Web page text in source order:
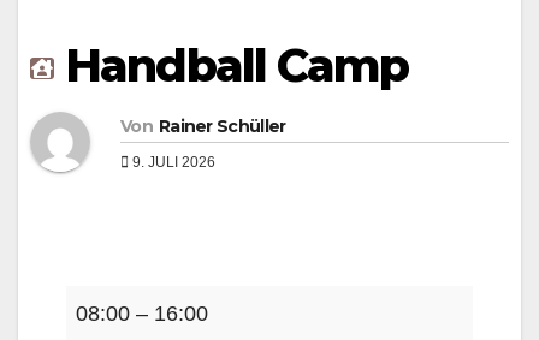
Handball Camp
Von Rainer Schüller
9. JULI 2026
Handball
08:00 – 16:00